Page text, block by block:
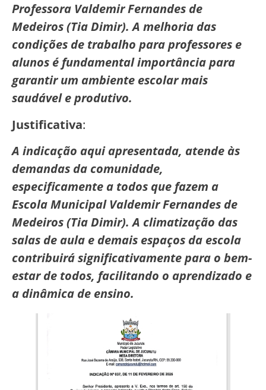
Professora Valdemir Fernandes de
Medeiros (Tia Dimir). A melhoria das
condições de trabalho para professores e
alunos é fundamental importância para
garantir um ambiente escolar mais
saudável e produtivo.
Justificativa:
A indicação aqui apresentada, atende às
demandas da comunidade,
especificamente a todos que fazem a
Escola Municipal Valdemir Fernandes de
Medeiros (Tia Dimir). A climatização das
salas de aula e demais espaços da escola
contribuirá significativamente para o bem-
estar de todos, facilitando o aprendizado e
a dinâmica de ensino.